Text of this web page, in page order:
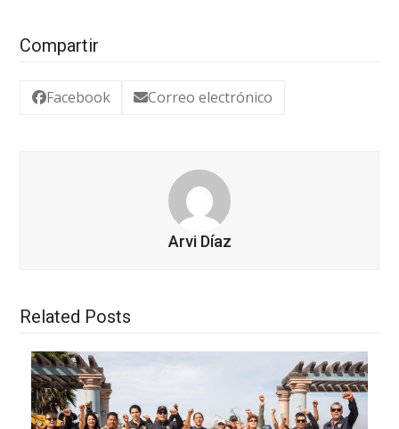
Compartir
Facebook Correo electrónico
Arvi Díaz
Related Posts